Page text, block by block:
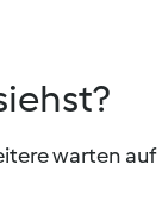
warten auf